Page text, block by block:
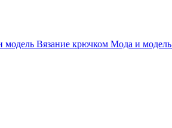
модель Вязание крючком Мода и